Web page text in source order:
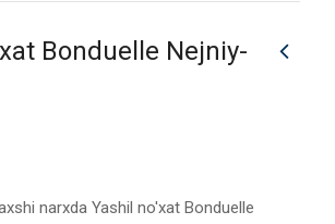
Bonduelle Nejniy-
narxda Yashil no'xat Bonduelle